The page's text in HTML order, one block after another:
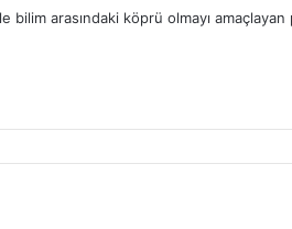
bilim arasındaki köprü olmayı